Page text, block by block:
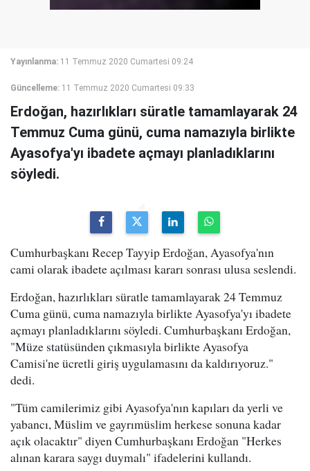
Yayınlanma: 11 Temmuz 2020 Cumartesi 09:24
Güncelleme: 11 Temmuz 2020 Cumartesi 09:33
Erdoğan, hazırlıkları süratle tamamlayarak 24
Temmuz Cuma günü, cuma namazıyla birlikte
Ayasofya'yı ibadete açmayı planladıklarını
söyledi.
Cumhurbaşkanı Recep Tayyip Erdoğan, Ayasofya'nın
cami olarak ibadete açılması kararı sonrası ulusa seslendi.
Erdoğan, hazırlıkları süratle tamamlayarak 24 Temmuz
Cuma günü, cuma namazıyla birlikte Ayasofya'yı ibadete
açmayı planladıklarını söyledi. Cumhurbaşkanı Erdoğan,
"Müze statüsünden çıkmasıyla birlikte Ayasofya
Camisi'ne ücretli giriş uygulamasını da kaldırıyoruz."
dedi.
"Tüm camilerimiz gibi Ayasofya'nın kapıları da yerli ve
yabancı, Müslim ve gayrımüslim herkese sonuna kadar
açık olacaktır" diyen Cumhurbaşkanı Erdoğan "Herkes
alınan karara saygı duymalı" ifadelerini kullandı.